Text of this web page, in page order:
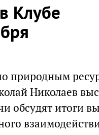
Клубе
природным
Николаев
обсудят итоги